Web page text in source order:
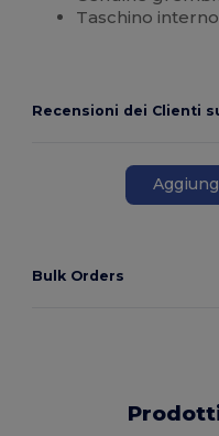
Taschino
Recensioni dei Clienti
Bulk Orders